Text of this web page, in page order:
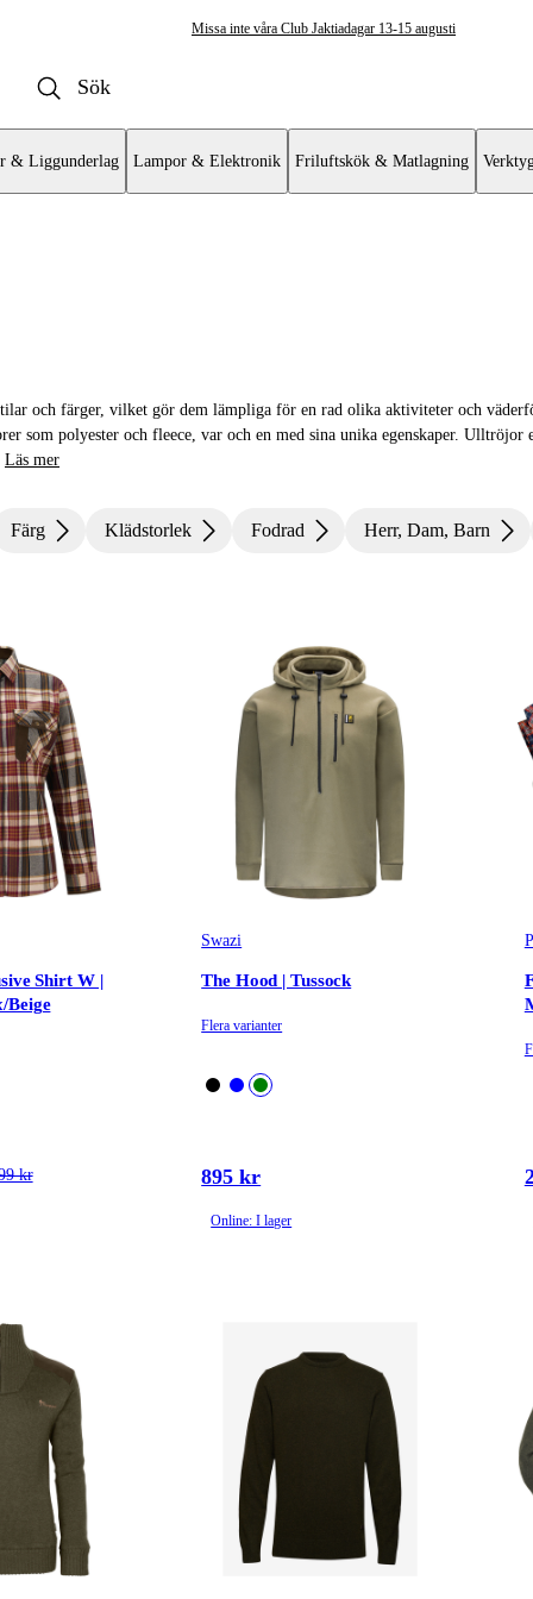
Missa inte våra Club Jaktiadagar 13-15 augusti
& Liggunderlag Lampor & Elektronik Friluftskök & Matlagning
och färger, vilket gör dem lämpliga för en rad olika aktiviteter och
som polyester och fleece, var och en med sina unika egenskaper. Ulltröjor
Läs mer
Färg Klädstorlek Fodrad Herr, Dam, Barn
Shirt W |
Beige
kr
Swazi
The Hood | Tussock
Flera varianter
895 kr
Online: I lager